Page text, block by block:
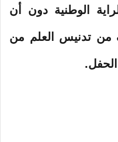
الوطنية دون أن
من تدنيس العلم من